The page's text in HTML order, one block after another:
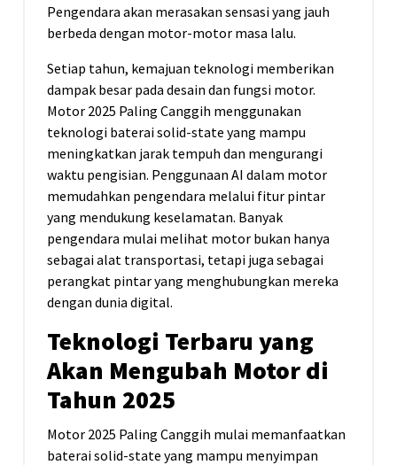
Pengendara akan merasakan sensasi yang jauh
berbeda dengan motor-motor masa lalu.
Setiap tahun, kemajuan teknologi memberikan
dampak besar pada desain dan fungsi motor.
Motor 2025 Paling Canggih menggunakan
teknologi baterai solid-state yang mampu
meningkatkan jarak tempuh dan mengurangi
waktu pengisian. Penggunaan AI dalam motor
memudahkan pengendara melalui fitur pintar
yang mendukung keselamatan. Banyak
pengendara mulai melihat motor bukan hanya
sebagai alat transportasi, tetapi juga sebagai
perangkat pintar yang menghubungkan mereka
dengan dunia digital.
Teknologi Terbaru yang
Akan Mengubah Motor di
Tahun 2025
Motor 2025 Paling Canggih mulai memanfaatkan
baterai solid-state yang mampu menyimpan